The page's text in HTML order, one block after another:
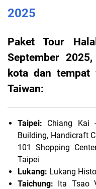
2025
Paket Tour
September
kota dan
Taiwan:
Taipei: Chiang Kai
Building, Handicraft
101 Shopping
Taipei
Lukang: Lukang
Taichung: Ita Tsao